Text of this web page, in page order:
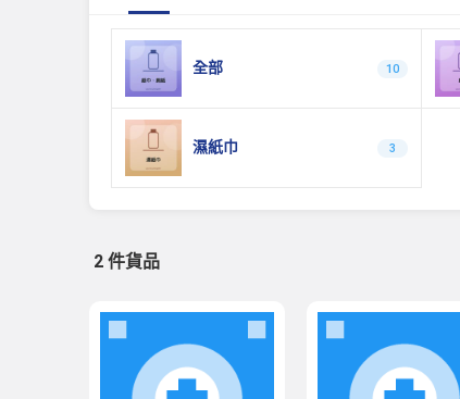
全部 10
濕紙巾 3
2 件貨品